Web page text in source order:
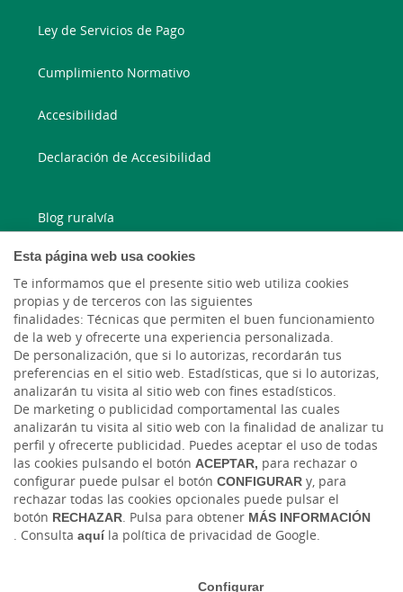
Esta página web usa cookies
Te informamos que el presente sitio web utiliza cookies
propias y de terceros con las siguientes
finalidades: Técnicas que permiten el buen funcionamiento
de la web y ofrecerte una experiencia personalizada.
De personalización, que si lo autorizas, recordarán tus
preferencias en el sitio web. Estadísticas, que si lo autorizas,
analizarán tu visita al sitio web con fines estadísticos.
De marketing o publicidad comportamental las cuales
analizarán tu visita al sitio web con la finalidad de analizar tu
perfil y ofrecerte publicidad. Puedes aceptar el uso de todas
las cookies pulsando el botón ACEPTAR, para rechazar o
configurar puede pulsar el botón CONFIGURAR y, para
rechazar todas las cookies opcionales puede pulsar el
botón RECHAZAR. Pulsa para obtener MÁS INFORMACIÓN
. Consulta aquíla política de privacidad de Google.
Configurar
Ley de Servicios de Pago
Cumplimiento Normativo
Accesibilidad
Declaración de Accesibilidad
Blog ruralvía
Blog Joven In
Facebook
Twitter
Tablón de anuncios Tipos de cambio Aviso legal
Política de cookies
Protección de datos
Ciberseguridad